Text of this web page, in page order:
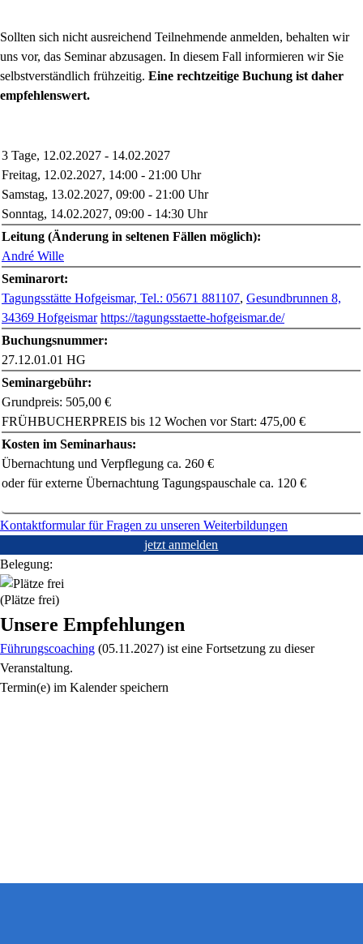
Sollten sich nicht ausreichend Teilnehmende anmelden, behalten wir
uns vor, das Seminar abzusagen. In diesem Fall informieren wir Sie
selbstverständlich frühzeitig. Eine rechtzeitige Buchung ist daher
empfehlenswert.
3 Tage, 12.02.2027 - 14.02.2027
Freitag, 12.02.2027, 14:00 - 21:00 Uhr
Samstag, 13.02.2027, 09:00 - 21:00 Uhr
Sonntag, 14.02.2027, 09:00 - 14:30 Uhr
Leitung (Änderung in seltenen Fällen möglich):
André Wille
Seminarort:
Tagungsstätte Hofgeismar, Tel.: 05671 881107, Gesundbrunnen 8,
34369 Hofgeismar https://tagungsstaette-hofgeismar.de/
Buchungsnummer:
27.12.01.01 HG
Seminargebühr:
Grundpreis: 505,00 €
FRÜHBUCHERPREIS bis 12 Wochen vor Start: 475,00 €
Kosten im Seminarhaus:
Übernachtung und Verpflegung ca. 260 €
oder für externe Übernachtung Tagungspauschale ca. 120 €
Kontaktformular für Fragen zu unseren Weiterbildungen
jetzt anmelden
Belegung:
(Plätze frei)
Unsere Empfehlungen
Führungscoaching (05.11.2027) ist eine Fortsetzung zu dieser
Veranstaltung.
Termin(e) im Kalender speichern